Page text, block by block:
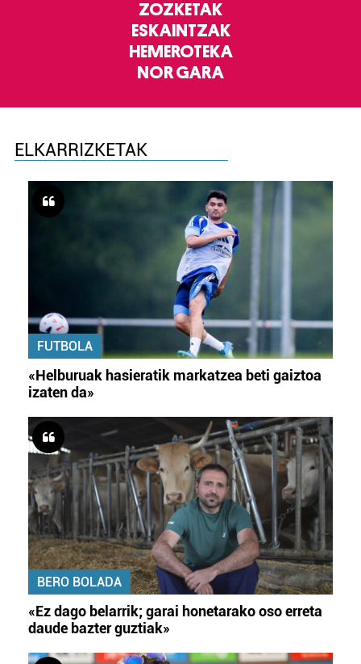
ZOZKETAK
ESKAINTZAK
HEMEROTEKA
NOR GARA
ELKARRIZKETAK
FUTBOLA
«Helburuak hasieratik markatzea beti gaiztoa
izaten da»
BERO BOLADA
«Ez dago belarrik; garai honetarako oso erreta
daude bazter guztiak»